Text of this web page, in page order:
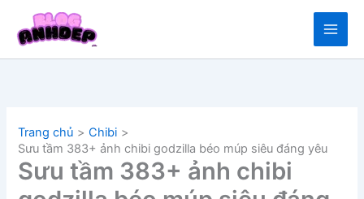
Trang chủ
Chibi
Sưu tầm 383+ ảnh chibi godzilla béo múp siêu đáng yêu
Sưu tầm 383+ ảnh chibi